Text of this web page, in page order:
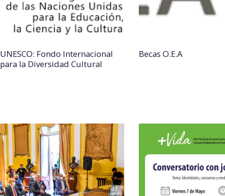
UNESCO: Fondo Internacional
para la Diversidad Cultural
Becas O.E.A